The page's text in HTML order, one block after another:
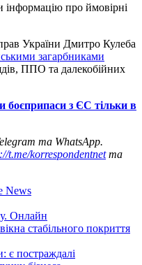
інформацію про ймовірні
України Дмитро Кулеба
загарбниками
ППО та далекобійних
боєприпаси з ЄС тільки в
та WhatsApp.
t.me/korrespondentnetта
News
Онлайн
стабільного покриття
постраждалі